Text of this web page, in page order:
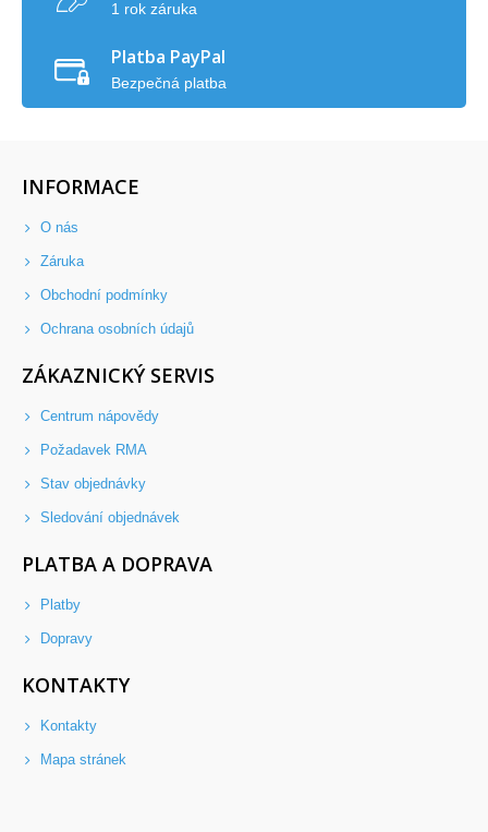
1 rok záruka
Platba PayPal
Bezpečná platba
INFORMACE
O nás
Záruka
Obchodní podmínky
Ochrana osobních údajů
ZÁKAZNICKÝ SERVIS
Centrum nápovědy
Požadavek RMA
Stav objednávky
Sledování objednávek
PLATBA A DOPRAVA
Platby
Dopravy
KONTAKTY
Kontakty
Mapa stránek